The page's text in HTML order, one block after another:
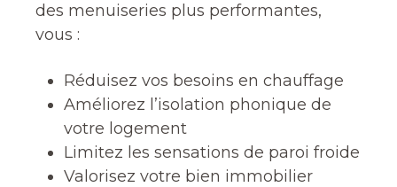
des menuiseries plus performantes,
vous :
Réduisez vos besoins en chauffage
Améliorez l’isolation phonique de
votre logement
Limitez les sensations de paroi froide
Valorisez votre bien immobilier